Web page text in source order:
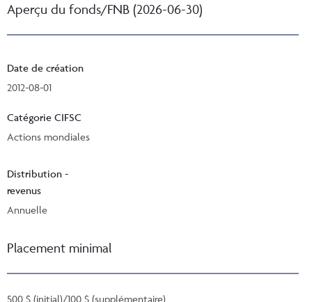
Aperçu du fonds/FNB (2026-06-30)
Date de création
2012-08-01
Catégorie CIFSC
Actions mondiales
Distribution -
revenus
Annuelle
Placement minimal
500 $ (initial)/100 $ (supplémentaire)